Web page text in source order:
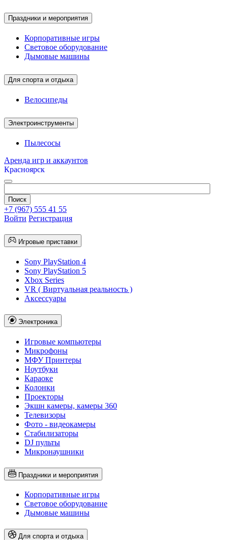
Праздники и мероприятия
Корпоративные игры
Световое оборудование
Дымовые машины
Для спорта и отдыха
Велосипеды
Электроинструменты
Пылесосы
Аренда игр и аккаунтов
Красноярск
+7 (967) 555 41 55
Войти Регистрация
Игровые приставки
Sony PlayStation 4
Sony PlayStation 5
Xbox Series
VR ( Виртуальная реальность )
Аксессуары
Электроника
Игровые компьютеры
Микрофоны
МФУ Принтеры
Ноутбуки
Караоке
Колонки
Проекторы
Экшн камеры, камеры 360
Телевизоры
Фото - видеокамеры
Стабилизаторы
DJ пульты
Микронаушники
Праздники и мероприятия
Корпоративные игры
Световое оборудование
Дымовые машины
Для спорта и отдыха